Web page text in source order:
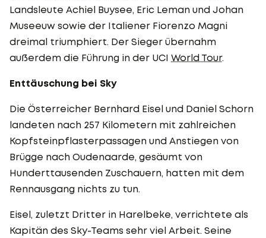
Landsleute Achiel Buysee, Eric Leman und Johan
Museeuw sowie der Italiener Fiorenzo Magni
dreimal triumphiert. Der Sieger übernahm
außerdem die Führung in der UCI World Tour.
Enttäuschung bei Sky
Die Österreicher Bernhard Eisel und Daniel Schorn
landeten nach 257 Kilometern mit zahlreichen
Kopfsteinpflasterpassagen und Anstiegen von
Brügge nach Oudenaarde, gesäumt von
Hunderttausenden Zuschauern, hatten mit dem
Rennausgang nichts zu tun.
Eisel, zuletzt Dritter in Harelbeke, verrichtete als
Kapitän des Sky-Teams sehr viel Arbeit. Seine